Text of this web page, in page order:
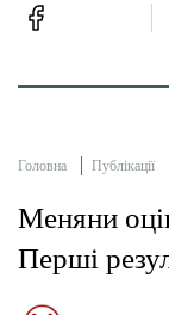
Головна Публікації
Меняни
Перші